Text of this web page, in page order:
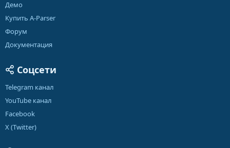
Демо
Купить A-Parser
Форум
Документация
Соцсети
Telegram канал
YouTube канал
Facebook
X (Twitter)